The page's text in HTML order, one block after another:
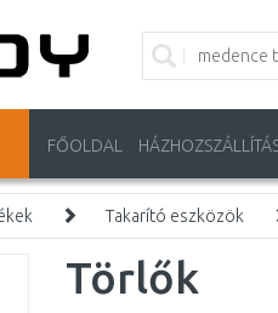
FŐOLDAL
Takarító eszközök
Törlők